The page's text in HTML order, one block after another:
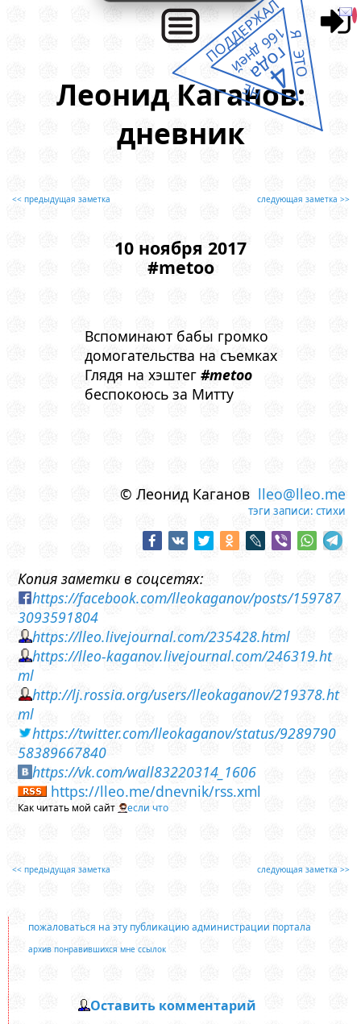
Леонид Каганов:
дневник
<< предыдущая заметка следующая заметка >>
10 ноября 2017
#metoo
Вспоминают бабы громко
домогательства на съемках
Глядя на хэштег #metoo
беспокоюсь за Митту
© Леонид Каганов lleo@lleo.me
тэги записи: стихи
Копия заметки в соцсетях:
https://facebook.com/lleokaganov/posts/159787
3093591804
https://lleo.livejournal.com/235428.html
https://lleo-kaganov.livejournal.com/246319.ht
ml
http://lj.rossia.org/users/lleokaganov/219378.ht
ml
https://twitter.com/lleokaganov/status/9289790
58389667840
https://vk.com/wall83220314_1606
https://lleo.me/dnevnik/rss.xml
Как читать мой сайт если что
<< предыдущая заметка следующая заметка >>
пожаловаться на эту публикацию администрации портала
архив понравившихся мне ссылок
Оставить комментарий
Я ЭТО
НЕ
ПОДДЕРЖАЛ
4
года
166 дней